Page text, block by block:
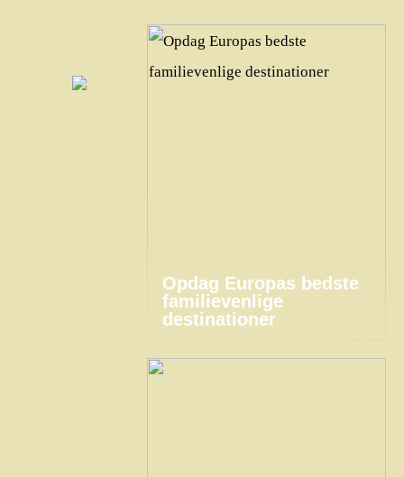
Opdag Europas bedste
familievenlige
destinationer